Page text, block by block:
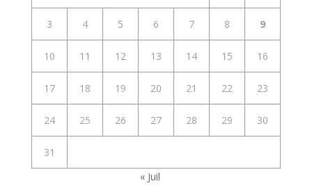
3 4 5 6 7 8 9
10 11 12 13 14 15 16
17 18 19 20 21 22 23
24 25 26 27 28 29 30
31
« Juil